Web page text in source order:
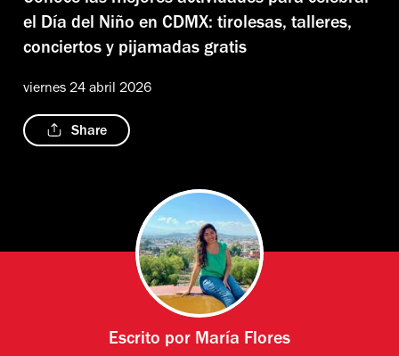
el Día del Niño en CDMX: tirolesas, talleres,
conciertos y pijamadas gratis
viernes 24 abril 2026
Share
Escrito por María Flores